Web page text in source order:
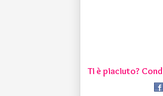
Ti è piaciuto?